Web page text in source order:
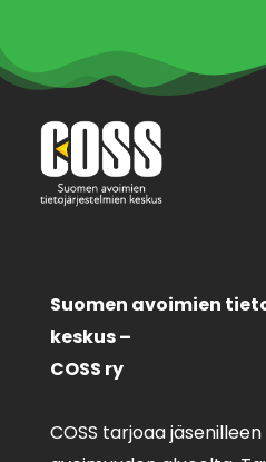
Suomen avoimien
keskus –
COSS ry
COSS tarjoaa